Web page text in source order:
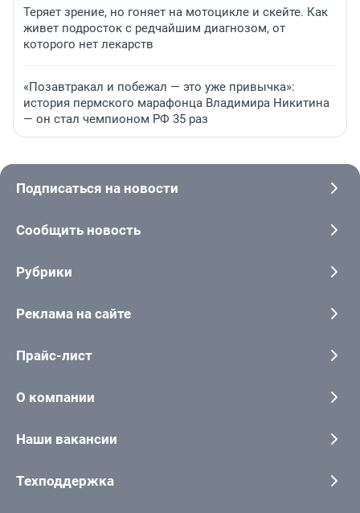
Теряет зрение, но гоняет на мотоцикле и скейте. Как
живет подросток с редчайшим диагнозом, от
которого нет лекарств
«Позавтракал и побежал — это уже привычка»:
история пермского марафонца Владимира Никитина
— он стал чемпионом РФ 35 раз
Подписаться на новости
Сообщить новость
Рубрики
Реклама на сайте
Прайс-лист
О компании
Наши вакансии
Техподдержка